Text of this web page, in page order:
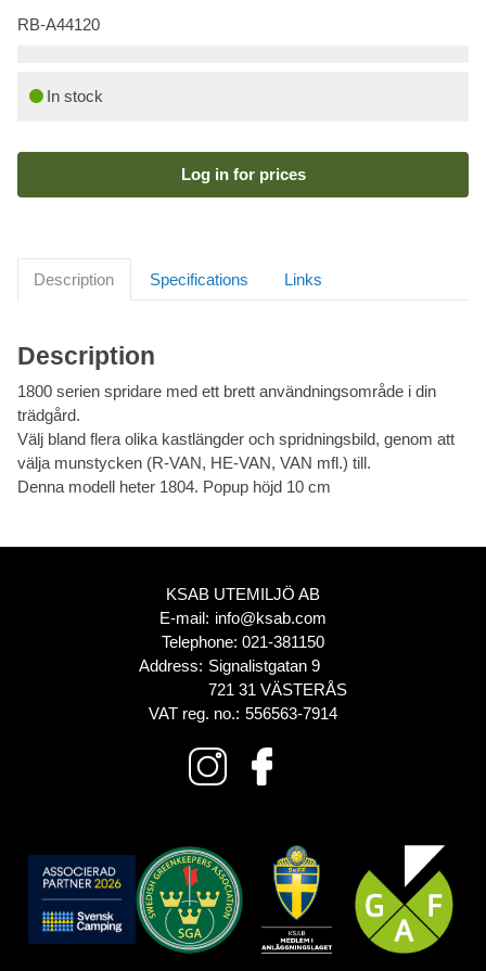
RB-A44120
In stock
Log in for prices
Description Specifications Links
Description
1800 serien spridare med ett brett användningsområde i din
trädgård.
Välj bland flera olika kastlängder och spridningsbild, genom att
välja munstycken (R-VAN, HE-VAN, VAN mfl.) till.
Denna modell heter 1804. Popup höjd 10 cm
KSAB UTEMILJÖ AB
E-mail: info@ksab.com
Telephone: 021-381150
Address: Signalistgatan 9
721 31 VÄSTERÅS
VAT reg. no.: 556563-7914